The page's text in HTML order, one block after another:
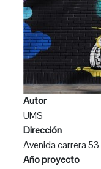
Autor
UMS
Dirección
Avenida carrera
Año proyecto